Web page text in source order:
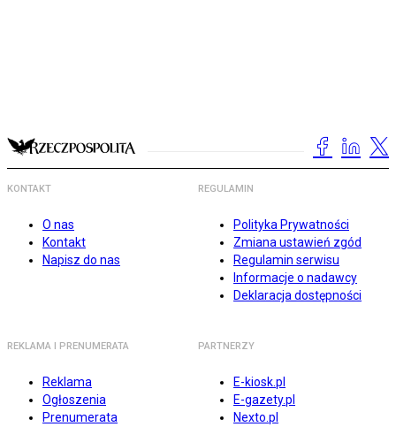
KONTAKT
O nas
Kontakt
Napisz do nas
REGULAMIN
Polityka Prywatności
Zmiana ustawień zgód
Regulamin serwisu
Informacje o nadawcy
Deklaracja dostępności
REKLAMA I PRENUMERATA
Reklama
Ogłoszenia
Prenumerata
PARTNERZY
E-kiosk.pl
E-gazety.pl
Nexto.pl